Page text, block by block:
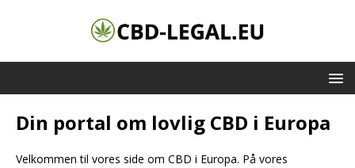
Din portal om lovlig CBD i Europa
Velkommen til vores side om CBD i Europa. På vores